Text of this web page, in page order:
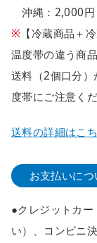
沖縄：2,000円
※ 【冷蔵商品＋
温度帯の違う商
送料（2個口分
度帯にご注意くだ
送料の詳細はこ
お支払いにつ
●クレジットカ
い）、コンビニ